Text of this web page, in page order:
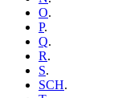
O.
P.
Q.
R.
S.
SCH.